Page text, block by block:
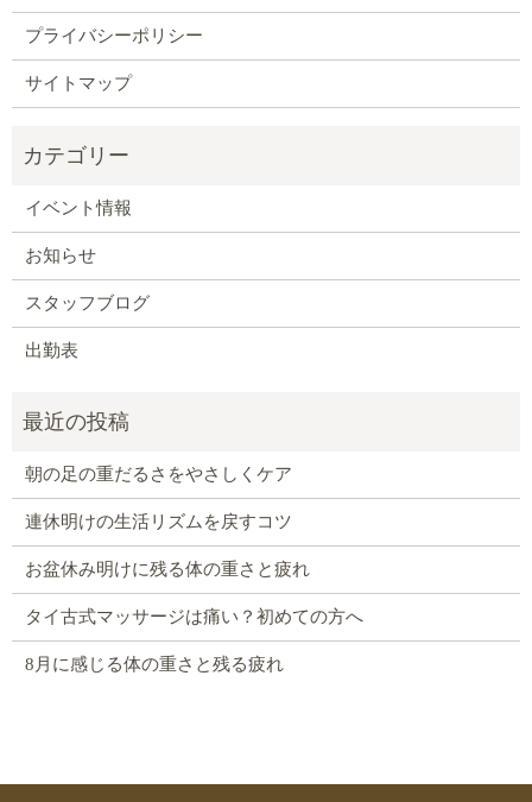
プライバシーポリシー
サイトマップ
イベント情報
お知らせ
スタッフブログ
出勤表
朝の足の重だるさをやさしくケア
連休明けの生活リズムを戻すコツ
お盆休み明けに残る体の重さと疲れ
タイ古式マッサージは痛い？初めての方へ
8月に感じる体の重さと残る疲れ